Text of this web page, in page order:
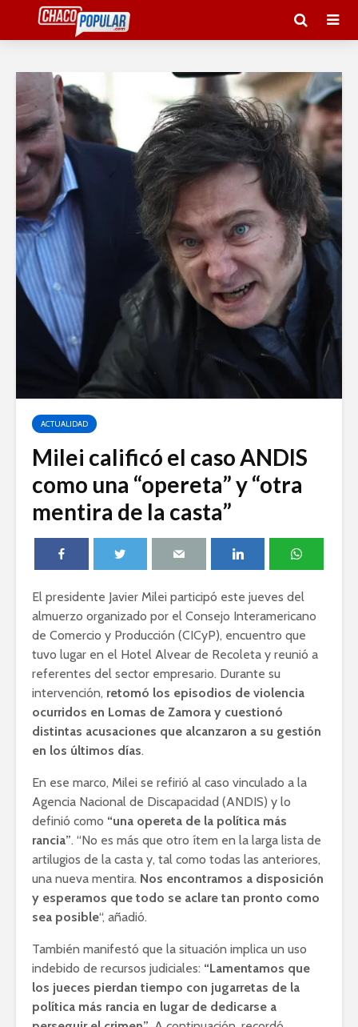
ACTUALIDAD
Milei calificó el caso ANDIS
como una “opereta” y “otra
mentira de la casta”
El presidente Javier Milei participó este jueves del
almuerzo organizado por el Consejo Interamericano
de Comercio y Producción (CICyP), encuentro que
tuvo lugar en el Hotel Alvear de Recoleta y reunió a
referentes del sector empresario. Durante su
intervención, retomó los episodios de violencia
ocurridos en Lomas de Zamora y cuestionó
distintas acusaciones que alcanzaron a su gestión
en los últimos días.
En ese marco, Milei se refirió al caso vinculado a la
Agencia Nacional de Discapacidad (ANDIS) y lo
definió como “una opereta de la política más
rancia”. “No es más que otro ítem en la larga lista de
artilugios de la casta y, tal como todas las anteriores,
una nueva mentira. Nos encontramos a disposición
y esperamos que todo se aclare tan pronto como
sea posible“, añadió.
También manifestó que la situación implica un uso
indebido de recursos judiciales: “Lamentamos que
los jueces pierdan tiempo con jugarretas de la
política más rancia en lugar de dedicarse a